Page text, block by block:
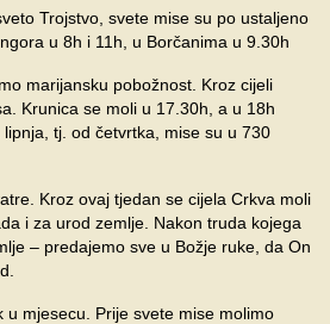
Trojstvo, svete mise su po ustaljeno
u 8h i 11h, u Borčanima u 9.30h
marijansku pobožnost. Kroz cijeli
Krunica se moli u 17.30h, a u 18h
tj. od četvrtka, mise su u 730
Kroz ovaj tjedan se cijela Crkva moli
i za urod zemlje. Nakon truda kojega
– predajemo sve u Božje ruke, da On
u mjesecu. Prije svete mise molimo